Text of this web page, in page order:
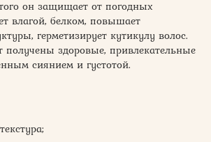
он защищает от погодных
влагой, белком, повышает
герметизирует кутикулу волос.
получены здоровые, привлекательные
сиянием и густотой.